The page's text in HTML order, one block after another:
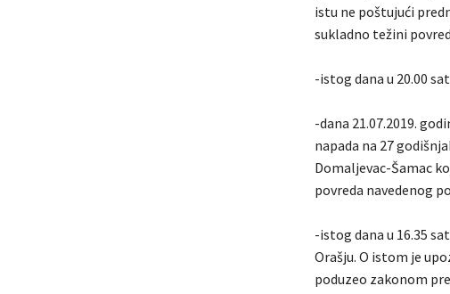
istu ne poštujući
sukladno težini
-istog dana u 20.00
-dana 21.07.2019.
napada na 27
Domaljevac-Šamac
povreda navedenog
-istog dana u 16.35
Orašju. O istom je
poduzeo zakonom